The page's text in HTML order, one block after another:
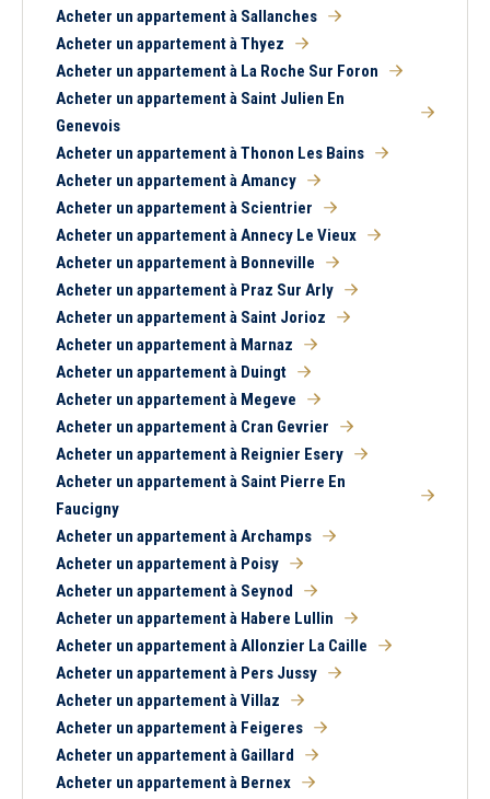
Acheter un appartement à Sallanches
Acheter un appartement à Thyez
Acheter un appartement à La Roche Sur Foron
Acheter un appartement à Saint Julien En
Genevois
Acheter un appartement à Thonon Les Bains
Acheter un appartement à Amancy
Acheter un appartement à Scientrier
Acheter un appartement à Annecy Le Vieux
Acheter un appartement à Bonneville
Acheter un appartement à Praz Sur Arly
Acheter un appartement à Saint Jorioz
Acheter un appartement à Marnaz
Acheter un appartement à Duingt
Acheter un appartement à Megeve
Acheter un appartement à Cran Gevrier
Acheter un appartement à Reignier Esery
Acheter un appartement à Saint Pierre En
Faucigny
Acheter un appartement à Archamps
Acheter un appartement à Poisy
Acheter un appartement à Seynod
Acheter un appartement à Habere Lullin
Acheter un appartement à Allonzier La Caille
Acheter un appartement à Pers Jussy
Acheter un appartement à Villaz
Acheter un appartement à Feigeres
Acheter un appartement à Gaillard
Acheter un appartement à Bernex